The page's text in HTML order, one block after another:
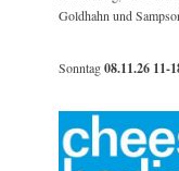
Goldhahn und
Sonntag08.11.26 11-